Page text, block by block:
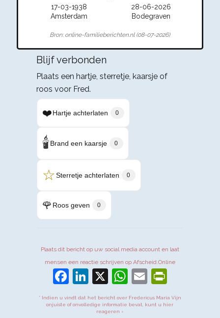
17-03-1938
28-06-2026
Amsterdam
Bodegraven
Bron: online-familieberichten.nl (08-07-2026)
Blijf verbonden
Plaats een hartje, sterretje, kaarsje of
roos voor Fred.
❤️Hartje achterlaten 0
🕯️Brand een kaarsje 0
☆Sterretje achterlaten 0
🌹 Roos geven 0
Plaats dit bericht op uw social media account en laat
mensen een reactie schrijven op Afscheid.Online
Facebook
LinkedIn
X WhatsApp
Email
* Indien u vindt dat het bericht over Fredericus Maria Vijn
onjuiste of onvolledige informatie bevat, kunt u hier
reageren ›